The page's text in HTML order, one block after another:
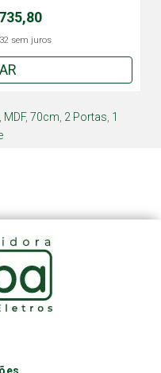
sem juros
MDF, 70cm 2 Portas 1